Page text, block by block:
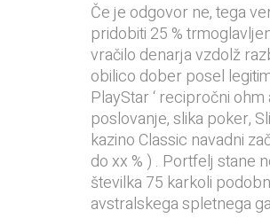
Če je odgovor ne, tega
pridobiti 25 %
vračilo denarja vzdolž
obilico dober posel
PlayStar ‘ recipročni
poslovanje, slika poker,
kazino Classic navadni
do xx % ) . Portfelj stane
številka 75 karkoli
avstralskega spletnega